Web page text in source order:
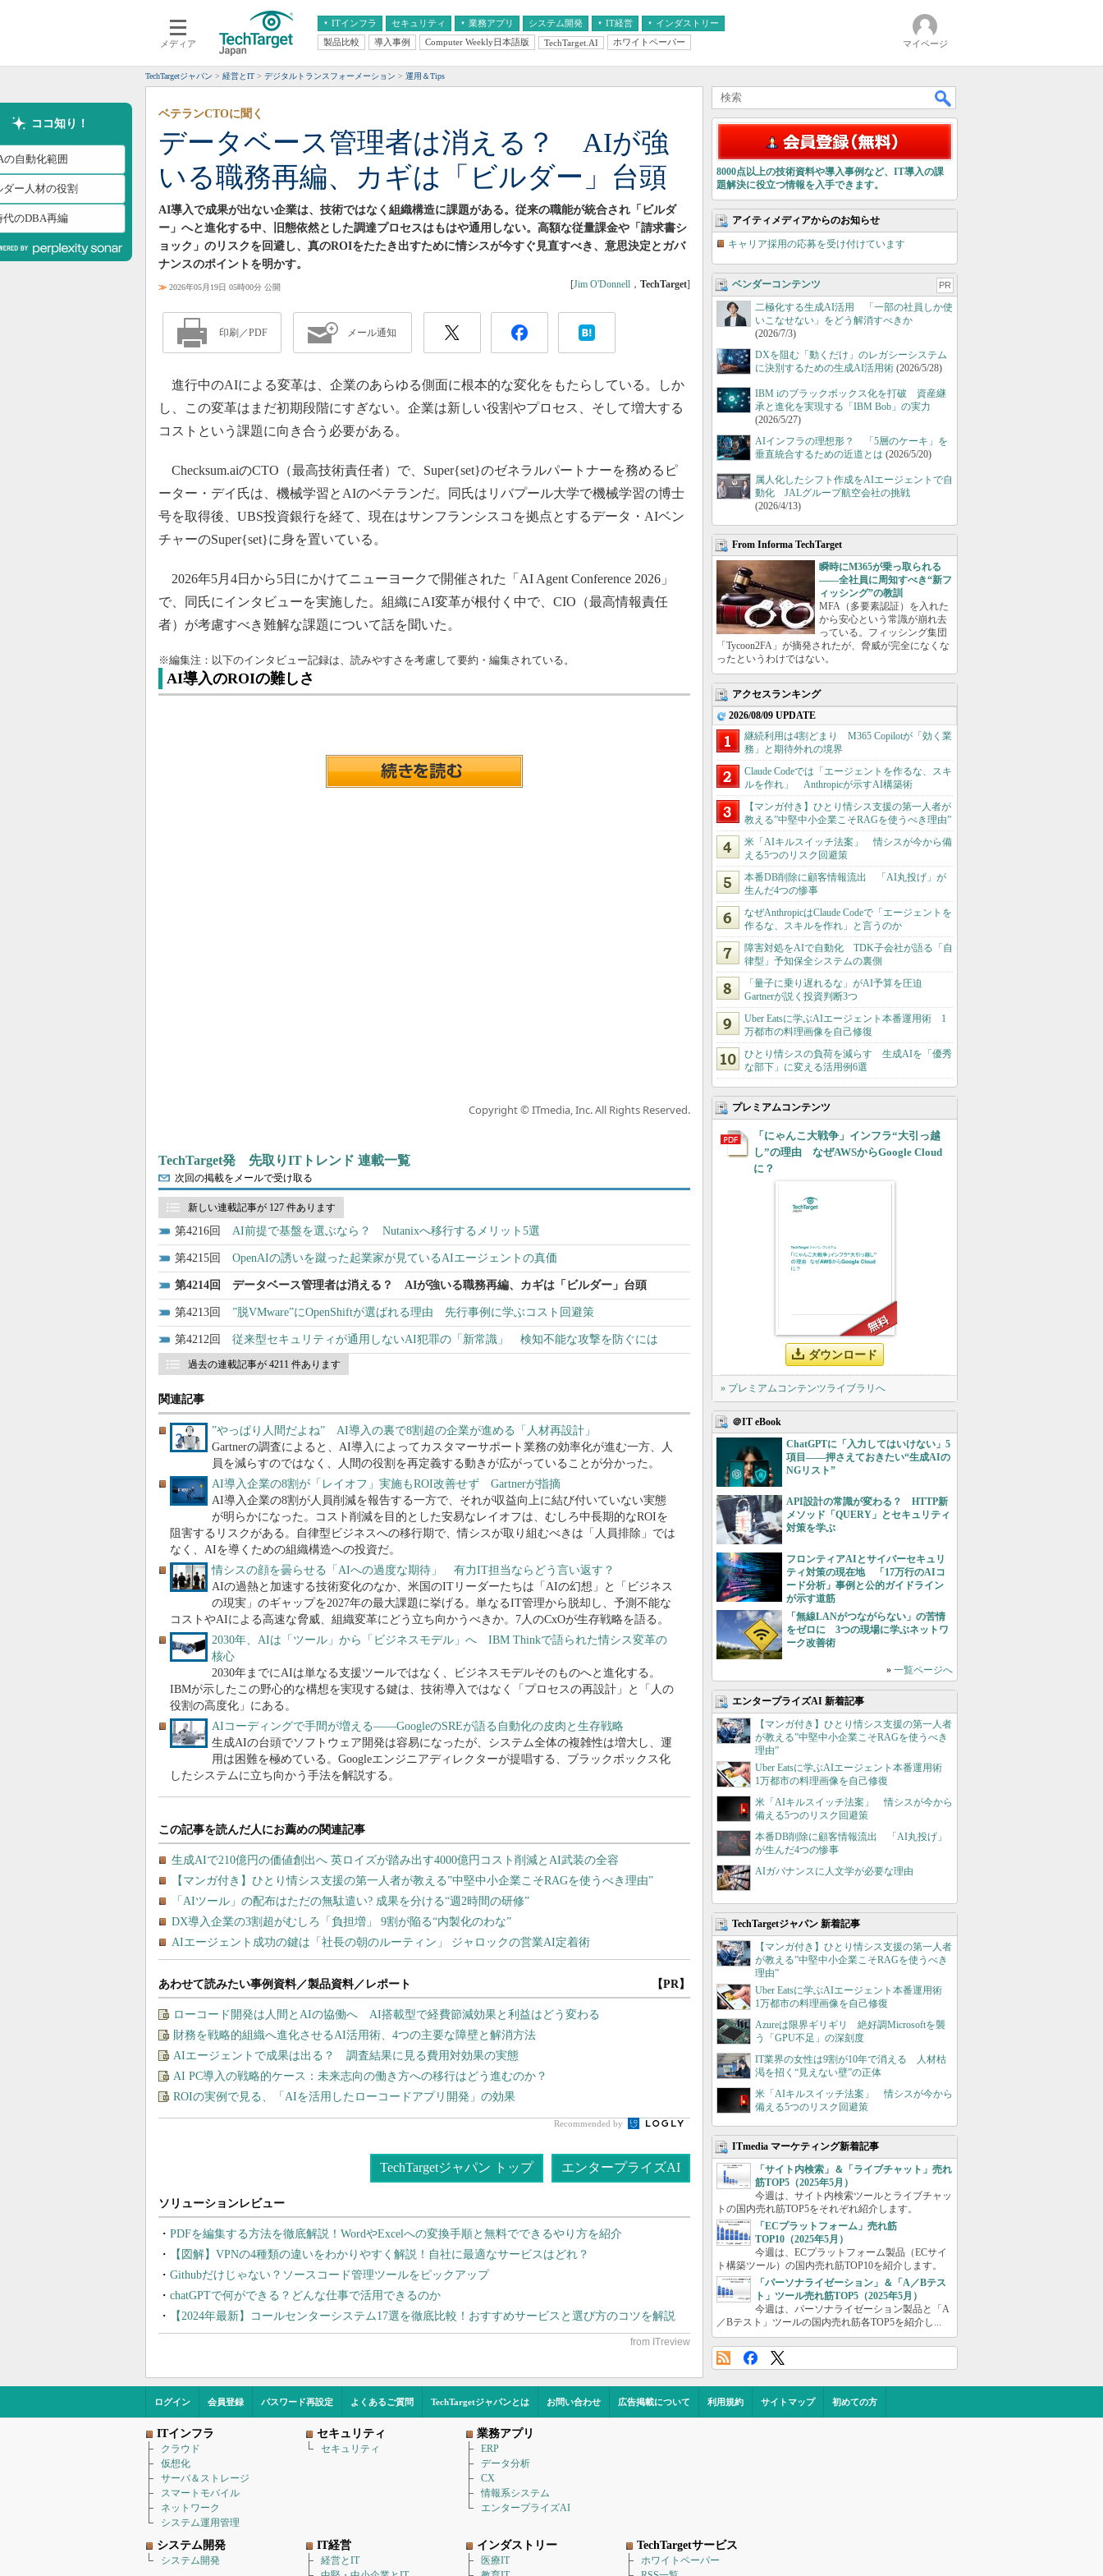
メディア
ITインフラ
クラウド
スマートモバイル
ネットワーク
システム運用管理
セキュリティ 業務アプリ
エンタープライズAI
ERP
情報系システム
システム開発 IT経営
経営とIT
インダストリー
医療IT
製品比較 導入事例 Computer Weekly日本語版 TechTarget.AI ホワイトペーパー マイページ
TechTargetジャパン 経営とIT デジタルトランスフォーメーション 運用＆Tips
ココ知り！
の自動化範囲
ダー人材の役割
代のDBA再編
データベース管理者は消える？ AIが強
いる職務再編、カギは「ビルダー」台頭
ベテランCTOに聞く
AI導入で成果が出ない企業は、技術ではなく組織構造に課題がある。従来の職能が統合され「ビルダ
ー」へと進化する中、旧態依然とした調達プロセスはもはや通用しない。高額な従量課金や「請求書シ
ョック」のリスクを回避し、真のROIをたたき出すために情シスが今すぐ見直すべき、意思決定とガバ
ナンスのポイントを明かす。
≫ 2026年05月19日 05時00分 公開 [Jim O'Donnell ， TechTarget]
印刷／PDF メール通知
進行中のAIによる変革は、企業のあらゆる側面に根本的な変化をもたらしている。しか
し、この変革はまだ初期段階にすぎない。企業は新しい役割やプロセス、そして増大する
コストという課題に向き合う必要がある。
Checksum.aiのCTO（最高技術責任者）で、Super{set}のゼネラルパートナーを務めるピ
ーター・デイ氏は、機械学習とAIのベテランだ。同氏はリバプール大学で機械学習の博士
号を取得後、UBS投資銀行を経て、現在はサンフランシスコを拠点とするデータ・AIベン
チャーのSuper{set}に身を置いている。
2026年5月4日から5日にかけてニューヨークで開催された「AI Agent Conference 2026」
で、同氏にインタビューを実施した。組織にAI変革が根付く中で、CIO（最高情報責任
者）が考慮すべき難解な課題について話を聞いた。
※編集注：以下のインタビュー記録は、読みやすさを考慮して要約・編集されている。
AI導入のROIの難しさ
Copyright © ITmedia, Inc. All Rights Reserved.
TechTarget発 先取りITトレンド 連載一覧
次回の掲載をメールで受け取る
新しい連載記事が 127 件あります
4216 AI前提で基盤を選ぶなら？ Nutanixへ移行するメリット5選
4215 OpenAIの誘いを蹴った起業家が見ているAIエージェントの真価
4214 データベース管理者は消える？ AIが強いる職務再編、カギは「ビルダー」台頭
4213 ”脱VMware”にOpenShiftが選ばれる理由 先行事例に学ぶコスト回避策
4212 従来型セキュリティが通用しないAI犯罪の「新常識」 検知不能な攻撃を防ぐには
過去の連載記事が 4211 件あります
関連記事
”やっぱり人間だよね” AI導入の裏で8割超の企業が進める「人材再設計」
Gartnerの調査によると、AI導入によってカスタマーサポート業務の効率化が進む一方、人
員を減らすのではなく、人間の役割を再定義する動きが広がっていることが分かった。
AI導入企業の8割が「レイオフ」実施もROI改善せず Gartnerが指摘
AI導入企業の8割が人員削減を報告する一方で、それが収益向上に結び付いていない実態
が明らかになった。コスト削減を目的とした安易なレイオフは、むしろ中長期的なROIを
阻害するリスクがある。自律型ビジネスへの移行期で、情シスが取り組むべきは「人員排除」では
なく、AIを導くための組織構造への投資だ。
情シスの顔を曇らせる「AIへの過度な期待」 有力IT担当ならどう言い返す？
AIの過熱と加速する技術変化のなか、米国のITリーダーたちは「AIの幻想」と「ビジネス
の現実」のギャップを2027年の最大課題に挙げる。単なるIT管理から脱却し、予測不能な
コストやAIによる高速な脅威、組織変革にどう立ち向かうべきか。7人のCxOが生存戦略を語る。
2030年、AIは「ツール」から「ビジネスモデル」へ IBM Thinkで語られた情シス変革の
核心
2030年までにAIは単なる支援ツールではなく、ビジネスモデルそのものへと進化する。
IBMが示したこの野心的な構想を実現する鍵は、技術導入ではなく「プロセスの再設計」と「人の
役割の高度化」にある。
AIコーディングで手間が増える――GoogleのSREが語る自動化の皮肉と生存戦略
生成AIの台頭でソフトウェア開発は容易になったが、システム全体の複雑性は増大し、運
用は困難を極めている。Googleエンジニアディレクターが提唱する、ブラックボックス化
したシステムに立ち向かう手法を解説する。
あわせて読みたい事例資料／製品資料／レポート 【PR】
ローコード開発は人間とAIの協働へ AI搭載型で経費節減効果と利益はどう変わる
財務を戦略的組織へ進化させるAI活用術、4つの主要な障壁と解消方法
AIエージェントで成果は出る？ 調査結果に見る費用対効果の実態
AI PC導入の戦略的ケース：未来志向の働き方への移行はどう進むのか？
ROIの実例で見る、「AIを活用したローコードアプリ開発」の効果
Recommended by
TechTargetジャパン トップ エンタープライズAI
PDFを編集する方法を徹底解説！WordやExcelへの変換手順と無料でできるやり方を紹介
【図解】VPNの4種類の違いをわかりやすく解説！自社に最適なサービスはどれ？
Githubだけじゃない？ソースコード管理ツールをピックアップ
chatGPTで何ができる？どんな仕事で活用できるのか
【2024年最新】コールセンターシステム17選を徹底比較！おすすめサービスと選び方のコツを解説
8000点以上の技術資料や導入事例など、IT導入の課
題解決に役立つ情報を入手できます。
アイティメディアからのお知らせ
キャリア採用の応募を受け付けています
ベンダーコンテンツ PR
二極化する生成AI活用 「一部の社員しか使
いこなせない」をどう解消すべきか
(2026/7/3)
DXを阻む「動くだけ」のレガシーシステム
に決別するための生成AI活用術 (2026/5/28)
IBM iのブラックボックス化を打破 資産継
承と進化を実現する「IBM Bob」の実力
(2026/5/27)
AIインフラの理想形？ 「5層のケーキ」を
垂直統合するための近道とは (2026/5/20)
属人化したシフト作成をAIエージェントで自
動化 JALグループ航空会社の挑戦
(2026/4/13)
From Informa TechTarget
瞬時にM365が乗っ取られる
――全社員に周知すべき“新フ
ィッシング”の教訓
MFA（多要素認証）を入れた
から安心という常識が崩れ去
っている。フィッシング集団
「Tycoon2FA」が摘発されたが、脅威が完全になくな
ったというわけではない。
アクセスランキング
2026/08/09 UPDATE
継続利用は4割どまり M365 Copilotが「効く業
務」と期待外れの境界
Claude Codeでは「エージェントを作るな、スキ
ルを作れ」 Anthropicが示すAI構築術
【マンガ付き】ひとり情シス支援の第一人者が
教える”中堅中小企業こそRAGを使うべき理由”
米「AIキルスイッチ法案」 情シスが今から備
える5つのリスク回避策
本番DB削除に顧客情報流出 「AI丸投げ」が
生んだ4つの惨事
なぜAnthropicはClaude Codeで「エージェントを
作るな、スキルを作れ」と言うのか
障害対処をAIで自動化 TDK子会社が語る「自
律型」予知保全システムの裏側
「量子に乗り遅れるな」がAI予算を圧迫
Gartnerが説く投資判断3つ
Uber Eatsに学ぶAIエージェント本番運用術 1
万都市の料理画像を自己修復
ひとり情シスの負荷を減らす 生成AIを「優秀
な部下」に変える活用例6選
プレミアムコンテンツ
「にゃんこ大戦争」インフラ“大引っ越
し”の理由 なぜAWSからGoogle Cloud
に？
ダウンロード
» プレミアムコンテンツライブラリへ
＠IT eBook
ChatGPTに「入力してはいけない」5
項目――押さえておきたい“生成AIの
NGリスト”
API設計の常識が変わる？ HTTP新
メソッド「QUERY」とセキュリティ
対策を学ぶ
フロンティアAIとサイバーセキュリ
ティ対策の現在地 「17万行のAIコ
ード分析」事例と公的ガイドライン
が示す道筋
「無線LANがつながらない」の苦情
をゼロに 3つの現場に学ぶネットワ
ーク改善術
» 一覧ページへ
エンタープライズAI 新着記事
【マンガ付き】ひとり情シス支援の第一人者
が教える”中堅中小企業こそRAGを使うべき
理由”
Uber Eatsに学ぶAIエージェント本番運用術
1万都市の料理画像を自己修復
米「AIキルスイッチ法案」 情シスが今から
備える5つのリスク回避策
本番DB削除に顧客情報流出 「AI丸投げ」
が生んだ4つの惨事
AIガバナンスに人文学が必要な理由
TechTargetジャパン 新着記事
【マンガ付き】ひとり情シス支援の第一人者
が教える”中堅中小企業こそRAGを使うべき
理由”
Uber Eatsに学ぶAIエージェント本番運用術
1万都市の料理画像を自己修復
Azureは限界ギリギリ 絶好調Microsoftを襲
う「GPU不足」の深刻度
IT業界の女性は9割が10年で消える 人材枯
渇を招く“見えない壁”の正体
米「AIキルスイッチ法案」 情シスが今から
備える5つのリスク回避策
ITmedia マーケティング新着記事
「サイト内検索」＆「ライブチャット」売れ
筋TOP5（2025年5月）
今週は、サイト内検索ツールとライブチャッ
トの国内売れ筋TOP5をそれぞれ紹介します。
「ECプラットフォーム」売れ筋
TOP10（2025年5月）
今週は、ECプラットフォーム製品（ECサイ
ト構築ツール）の国内売れ筋TOP10を紹介します。
「パーソナライゼーション」＆「A／Bテス
ト」ツール売れ筋TOP5（2025年5月）
今週は、パーソナライゼーション製品と「A
／Bテスト」ツールの国内売れ筋各TOP5を紹介し...
ログイン 会員登録 パスワード再設定 よくあるご質問 TechTargetジャパンとは お問い合わせ 広告掲載について 利用規約 サイトマップ 初めての方
ITインフラ
クラウド
仮想化
サーバ＆ストレージ
スマートモバイル
ネットワーク
システム運用管理
セキュリティ
セキュリティ
業務アプリ
ERP
データ分析
CX
情報系システム
エンタープライズAI
システム開発
システム開発
IT経営
経営とIT
インダストリー
医療IT
TechTargetサービス
ホワイトペーパー